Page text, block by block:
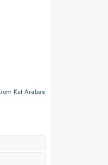
Kat Arabası